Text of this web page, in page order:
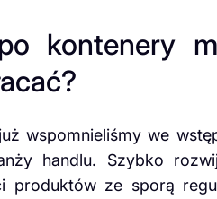
kontenery
wspomnieliśmy we
handlu. Szybko
produktów ze sporą